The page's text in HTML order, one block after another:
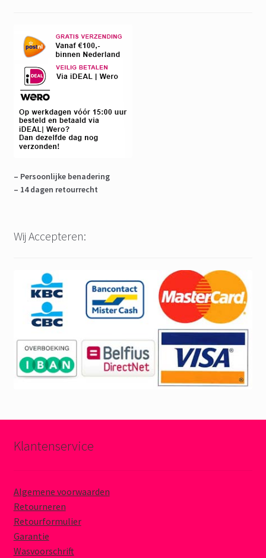
– Persoonlijke benadering
– 14 dagen retourrecht
Wij Accepteren:
Klantenservice
Algemene voorwaarden
Retourneren
Retourformulier
Garantie
Wasvoorschrift